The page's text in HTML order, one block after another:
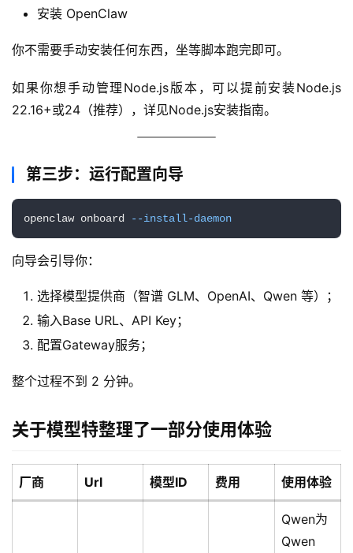
安装 OpenClaw
你不需要手动安装任何东西，坐等脚本跑完即可。
如果你想手动管理Node.js版本，可以提前安装Node.js
22.16+或24（推荐），详见Node.js安装指南。
第三步：运行配置向导
openclaw onboard --install-daemon
向导会引导你：
选择模型提供商（智谱 GLM、OpenAI、Qwen 等）；
输入Base URL、API Key；
配置Gateway服务；
整个过程不到 2 分钟。
关于模型特整理了一部分使用体验
厂商 Url 模型ID 费用 使用体验
Qwen为
Qwen